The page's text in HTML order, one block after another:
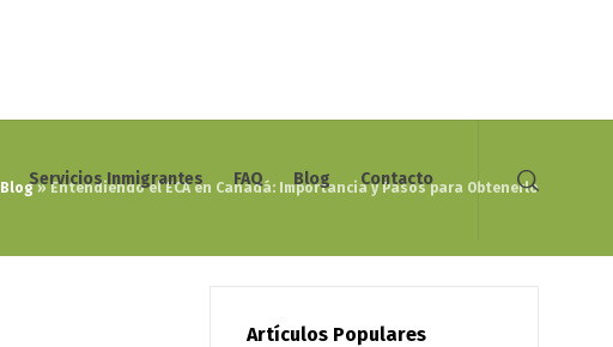
Servicios Inmigrantes FAQ Blog Contacto
Blog»Entendiendo el ECA en Canadá: Importancia y Pasos para Obtenerlo
Artículos Populares